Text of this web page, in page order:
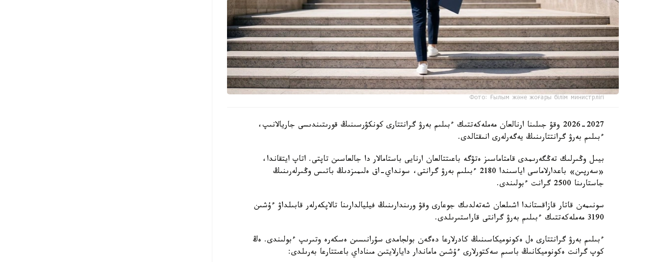
Фото: Ғылым және жоғары білім министрлігі
2026-2027 وقۋ جىلىنا ارنالعان مەملەكەتتىك ءبىلىم بەرۋ گرانتتارى كونكۋرسىنىڭ قورىتىندىسى جاريالانىپ،
ءبىلىم بەرۋ گرانتتارىنىڭ يەگەرلەرى انىقتالدى.
بيىل وڭىرلىك تەڭگەرىمدى قامتاماسىز ەتۋگە باعىتتالعان ارنايى باستامالار دا جالعاسىن تاپتى. اتاپ ايتقاندا،
«سەرپىن» باعدارلاماسى اياسىندا 2180 ءبىلىم بەرۋ گرانتى، سونداي-اق ەلىمىزدىڭ باتىس وڭىرلەرىنىڭ
جاستارىنا 2500 گرانت ءبولىندى.
سونىمەن قاتار قازاقستاندا اشىلعان شەتەلدىك جوعارى وقۋ ورىندارىنىڭ فيليالدارىنا تالاپكەرلەر قابىلداۋ ءۇشىن
3190 مەملەكەتتىك ءبىلىم بەرۋ گرانتى قاراستىرىلدى.
ءبىلىم بەرۋ گرانتتارى ەل ەكونوميكاسىنىڭ كادرلارعا دەگەن بولجامدى سۇرانىسىن ەسكەرە وتىرىپ ءبولىندى. ەڭ
كوپ گرانت ەكونوميكانىڭ باسىم سەكتورلارى ءۇشىن ماماندار دايارلايتىن مىناداي باعىتتارعا بەرىلدى: